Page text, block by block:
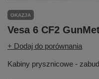
OKAZJA
Vesa 6 CF2
+ Dodaj do porównania
Kabiny prysznicowe -